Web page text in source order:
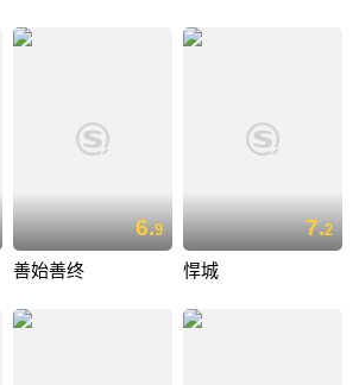
6.9
善始善终
7.2
悍城